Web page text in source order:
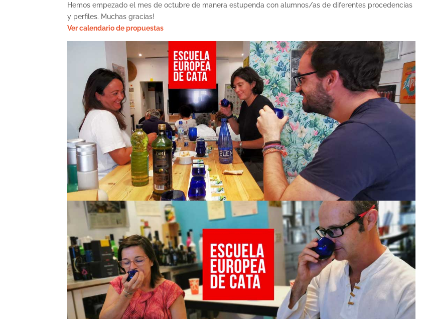
Hemos empezado el mes de octubre de manera estupenda con alumnos/as de diferentes procedencias
y perfiles. Muchas gracias!
Ver calendario de propuestas